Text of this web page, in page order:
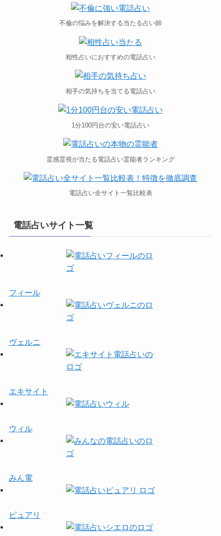
不倫の悩みを解決する当たる占い師
相性占いにおすすめの電話占い
相手の気持ちを当てる電話占い
1分100円台の安い電話占い
霊感霊視が当たる電話占い霊能者ランキング
電話占い全サイト一覧比較表
電話占いサイト一覧
フィール
ヴェルニ
エキサイト
ウィル
みん電
ピュアリ